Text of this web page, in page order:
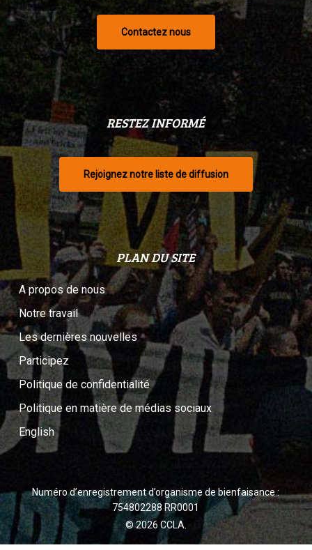
Contactez nous
RESTEZ INFORMÉ
Rejoignez notre liste de diffusion
PLAN DU SITE
A propos de nous
Notre travail
Les dernières nouvelles
Participez
Politique de confidentialité
Politique en matière de médias sociaux
English
Numéro d’enregistrement d’organisme de bienfaisance :
754802288 RR0001
© 2026 CCLA.